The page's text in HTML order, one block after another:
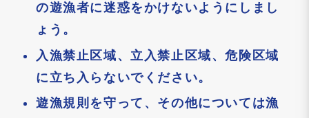
の遊漁者に迷惑をかけないようにしまし
ょう。
入漁禁止区域、立入禁止区域、危険区域
に立ち入らないでください。
遊漁規則を守って、その他については漁